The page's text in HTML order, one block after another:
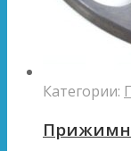
Категории: